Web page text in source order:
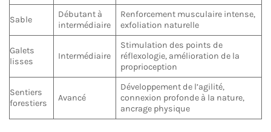
Sable
Débutant à
intermédiaire
Renforcement musculaire intense,
exfoliation naturelle
Galets
lisses
Intermédiaire
Stimulation des points de
réflexologie, amélioration de la
proprioception
Sentiers
forestiers
Avancé
Développement de l’agilité,
connexion profonde à la nature,
ancrage physique